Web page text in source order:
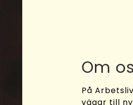
Om
På
vägar till